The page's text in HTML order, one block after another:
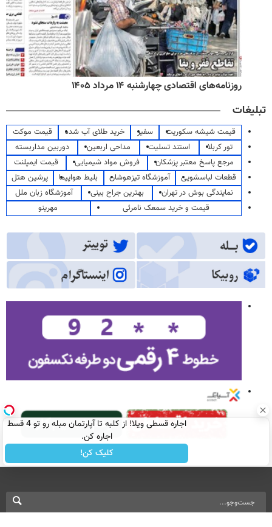
روزنامه‌های اقتصادی چهارشنبه ۱۴ مرداد ۱۴۰۵
تبلیغات
قیمت شیشه سکوریت سفیر خرید طلای آب شده
قیمت موکت
تور کربلا
استند تسلیت مداحی اربعین
دوربین مداربسته
مرجع پاسخ معتبر پزشکان
فروش مواد شیمیایی
قیمت ایمپلنت
قطعات لباسشویی
آموزشگاه تیزهوشان بلیط هواپیما
پرشین هتل
نمایندگی بوش در تهران
بهترین جراح بینی
آموزشگاه زبان ملل
قیمت و خرید سمعک نامرئی
مهرینو
اجاره‌ قسطی ویلا! از کلبه تا آپارتمان مبله رو تو 4 قسط
اجاره کن.
کلیک کن!